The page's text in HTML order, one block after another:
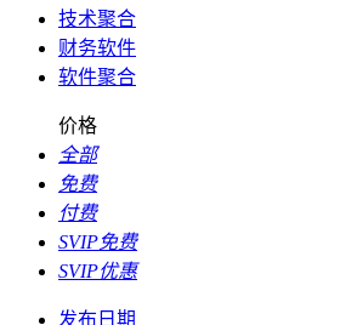
技术聚合
财务软件
软件聚合
价格
全部
免费
付费
SVIP免费
SVIP优惠
发布日期